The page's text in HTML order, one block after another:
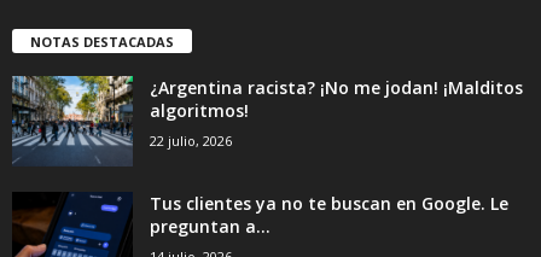
NOTAS DESTACADAS
¿Argentina racista? ¡No me jodan! ¡Malditos
algoritmos!
22 julio, 2026
Tus clientes ya no te buscan en Google. Le
preguntan a...